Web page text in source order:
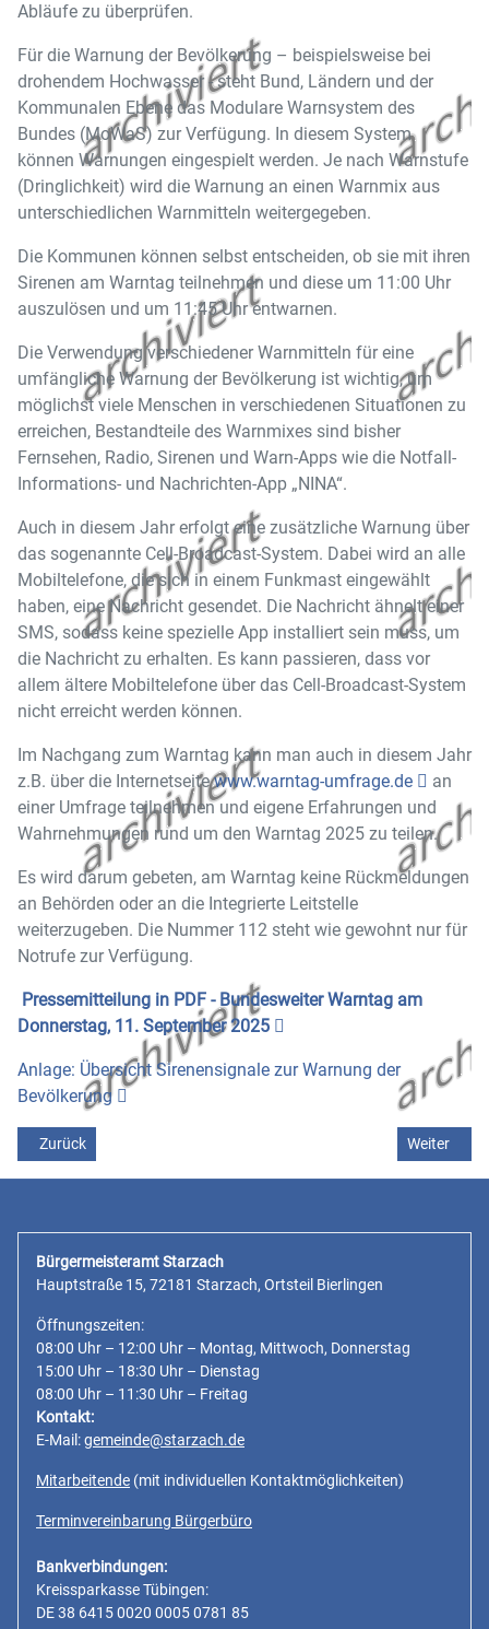
Abläufe zu überprüfen.
Für die Warnung der Bevölkerung – beispielsweise bei
drohendem Hochwasser - steht Bund, Ländern und der
Kommunalen Ebene das Modulare Warnsystem des
Bundes (MoWaS) zur Verfügung. In diesem System
können Warnungen eingespielt werden. Je nach Warnstufe
(Dringlichkeit) wird die Warnung an einen Warnmix aus
unterschiedlichen Warnmitteln weitergegeben.
Die Kommunen können selbst entscheiden, ob sie mit ihren
Sirenen am Warntag teilnehmen und diese um 11:00 Uhr
auszulösen und um 11:45 Uhr entwarnen.
Die Verwendung verschiedener Warnmitteln für eine
umfängliche Warnung der Bevölkerung ist wichtig, um
möglichst viele Menschen in verschiedenen Situationen zu
erreichen, Bestandteile des Warnmixes sind bisher
Fernsehen, Radio, Sirenen und Warn-Apps wie die Notfall-
Informations- und Nachrichten-App „NINA“.
Auch in diesem Jahr erfolgt eine zusätzliche Warnung über
das sogenannte Cell-Broadcast-System. Dabei wird an alle
Mobiltelefone, die sich in einem Funkmast eingewählt
haben, eine Nachricht gesendet. Die Nachricht ähnelt einer
SMS, sodass keine spezielle App installiert sein muss, um
die Nachricht zu erhalten. Es kann passieren, dass vor
allem ältere Mobiltelefone über das Cell-Broadcast-System
nicht erreicht werden können.
Im Nachgang zum Warntag kann man auch in diesem Jahr
z.B. über die Internetseitewww.warntag-umfrage.de
an
einer Umfrage teilnehmen und eigene Erfahrungen und
Wahrnehmungen rund um den Warntag 2025 zu teilen.
Es wird darum gebeten, am Warntag keine Rückmeldungen
an Behörden oder an die Integrierte Leitstelle
weiterzugeben. Die Nummer 112 steht wie gewohnt nur für
Notrufe zur Verfügung.
Pressemitteilung in PDF - Bundesweiter Warntag am
Donnerstag, 11. September 2025
Anlage: Übersicht Sirenensignale zur Warnung der
Bevölkerung
Vorheriger Beitrag: Update Telefonanlage am Donnerstag,
Zurück Nächster
Weiter
Bürgermeisteramt Starzach
Hauptstraße 15, 72181 Starzach, Ortsteil Bierlingen
Öffnungszeiten:
08:00 Uhr – 12:00 Uhr – Montag, Mittwoch, Donnerstag
15:00 Uhr – 18:30 Uhr – Dienstag
08:00 Uhr – 11:30 Uhr – Freitag
Kontakt:
E-Mail:gemeinde@starzach.de
Mitarbeitende (mit individuellen Kontaktmöglichkeiten)
Terminvereinbarung Bürgerbüro
Bankverbindungen:
Kreissparkasse Tübingen:
DE 38 6415 0020 0005 0781 85